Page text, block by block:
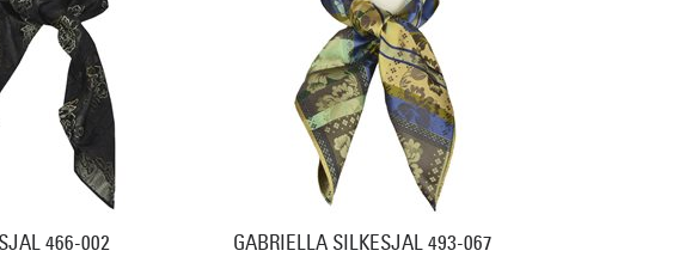
466-002 GABRIELLA SILKESJAL 493-067